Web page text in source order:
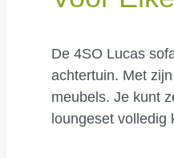
De 4SO Lucas
achtertuin. Met
meubels. Je kunt
loungeset volledig